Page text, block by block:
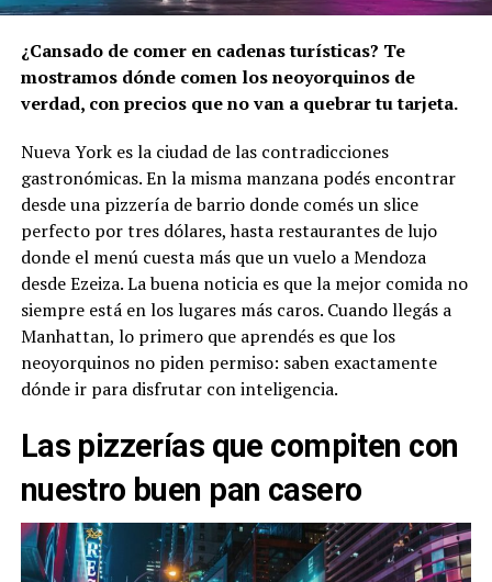
¿Cansado de comer en cadenas turísticas? Te
mostramos dónde comen los neoyorquinos de
verdad, con precios que no van a quebrar tu tarjeta.
Nueva York es la ciudad de las contradicciones
gastronómicas. En la misma manzana podés encontrar
desde una pizzería de barrio donde comés un slice
perfecto por tres dólares, hasta restaurantes de lujo
donde el menú cuesta más que un vuelo a Mendoza
desde Ezeiza. La buena noticia es que la mejor comida no
siempre está en los lugares más caros. Cuando llegás a
Manhattan, lo primero que aprendés es que los
neoyorquinos no piden permiso: saben exactamente
dónde ir para disfrutar con inteligencia.
Las pizzerías que compiten con
nuestro buen pan casero